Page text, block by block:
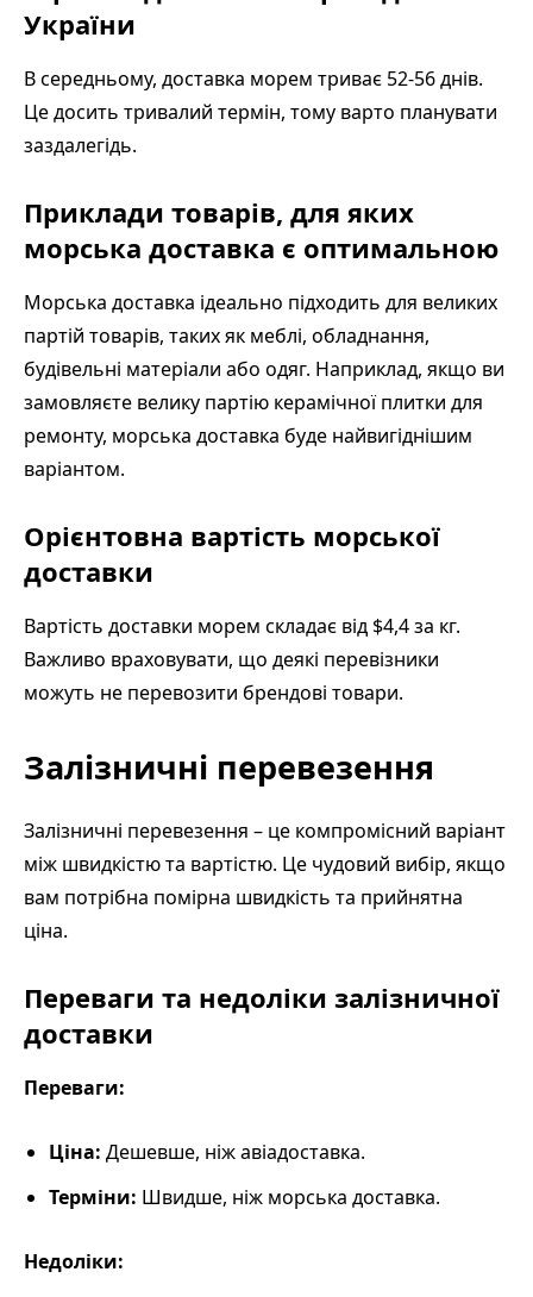
України
В середньому, доставка морем триває 52-56 днів.
Це досить тривалий термін, тому варто планувати
заздалегідь.
Приклади товарів, для яких
морська доставка є оптимальною
Морська доставка ідеально підходить для великих
партій товарів, таких як меблі, обладнання,
будівельні матеріали або одяг. Наприклад, якщо ви
замовляєте велику партію керамічної плитки для
ремонту, морська доставка буде найвигіднішим
варіантом.
Орієнтовна вартість морської
доставки
Вартість доставки морем складає від $4,4 за кг.
Важливо враховувати, що деякі перевізники
можуть не перевозити брендові товари.
Залізничні перевезення
Залізничні перевезення – це компромісний варіант
між швидкістю та вартістю. Це чудовий вибір, якщо
вам потрібна помірна швидкість та прийнятна
ціна.
Переваги та недоліки залізничної
доставки
Переваги:
Ціна: Дешевше, ніж авіадоставка.
Терміни: Швидше, ніж морська доставка.
Недоліки: